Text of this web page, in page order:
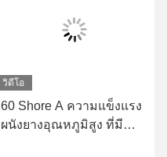
วิดีโอ
60 Shore A ความแข็งแรง
ผนังยางอุณหภูมิสูง ที่มี